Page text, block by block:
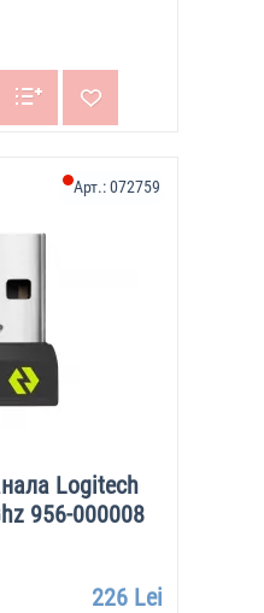
Logitech
956-000008
Арт.:072759
226 Lei